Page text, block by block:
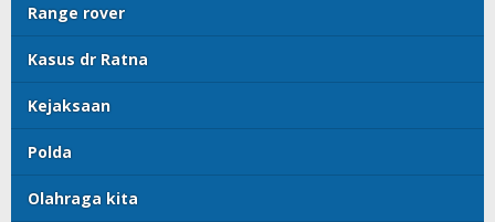
Range rover
Kasus dr Ratna
Kejaksaan
Polda
Olahraga kita